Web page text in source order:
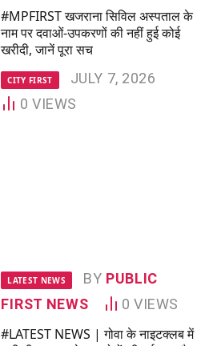
#MPFIRST खजराना सिविल अस्पताल के
नाम पर दवाओं-उपकरणों की नहीं हुई कोई
खरीदी, जानें पूरा सच
CITY FIRST
JULY 7, 2026
0 VIEWS
LATEST NEWS BY PUBLIC
FIRST NEWS
0VIEWS
#LATEST NEWS | गोवा के नाइटक्लब में